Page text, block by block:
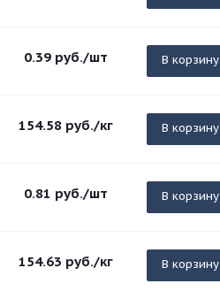
0.39 руб./шт В корзину
154.58 руб./кг В корзину
0.81 руб./шт В корзину
154.63 руб./кг В корзину